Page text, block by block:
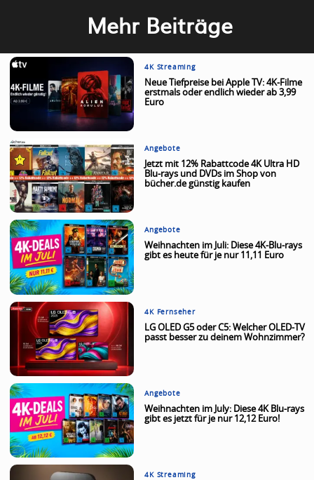
Mehr Beiträge
4K Streaming
Neue Tiefpreise bei Apple TV: 4K-Filme
erstmals oder endlich wieder ab 3,99
Euro
Angebote
Jetzt mit 12% Rabattcode 4K Ultra HD
Blu-rays und DVDs im Shop von
bücher.de günstig kaufen
Angebote
Weihnachten im Juli: Diese 4K-Blu-rays
gibt es heute für je nur 11,11 Euro
4K Fernseher
LG OLED G5 oder C5: Welcher OLED-TV
passt besser zu deinem Wohnzimmer?
Angebote
Weihnachten im July: Diese 4K Blu-rays
gibt es jetzt für je nur 12,12 Euro!
4K Streaming